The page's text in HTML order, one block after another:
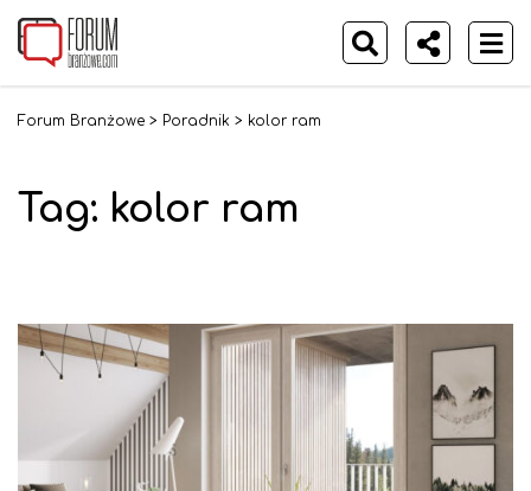
Forum Branżowe > Poradnik > kolor ram
Tag: kolor ram